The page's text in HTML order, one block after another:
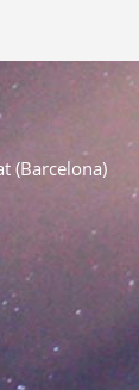
(Barcelona)